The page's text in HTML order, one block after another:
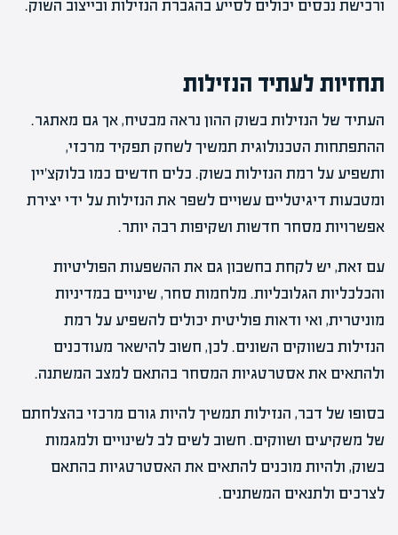
ורכישת נכסים יכולים לסייע בהגברת הנזילות ובייצוב השוק.
תחזיות לעתיד הנזילות
העתיד של הנזילות בשוק ההון נראה מבטיח, אך גם מאתגר.
ההתפתחות הטכנולוגית תמשיך לשחק תפקיד מרכזי,
ותשפיע על רמת הנזילות בשוק. כלים חדשים כמו בלוקצ'יין
ומטבעות דיגיטליים עשויים לשפר את הנזילות על ידי יצירת
אפשרויות מסחר חדשות ושקיפות רבה יותר.
עם זאת, יש לקחת בחשבון גם את ההשפעות הפוליטיות
והכלכליות הגלובליות. מלחמות סחר, שינויים במדיניות
מוניטרית, ואי ודאות פוליטית יכולים להשפיע על רמת
הנזילות בשווקים השונים. לכן, חשוב להישאר מעודכנים
ולהתאים את אסטרטגיות המסחר בהתאם למצב המשתנה.
בסופו של דבר, הנזילות תמשיך להיות גורם מרכזי בהצלחתם
של משקיעים ושווקים. חשוב לשים לב לשינויים ולמגמות
בשוק, ולהיות מוכנים להתאים את האסטרטגיות בהתאם
לצרכים ולתנאים המשתנים.